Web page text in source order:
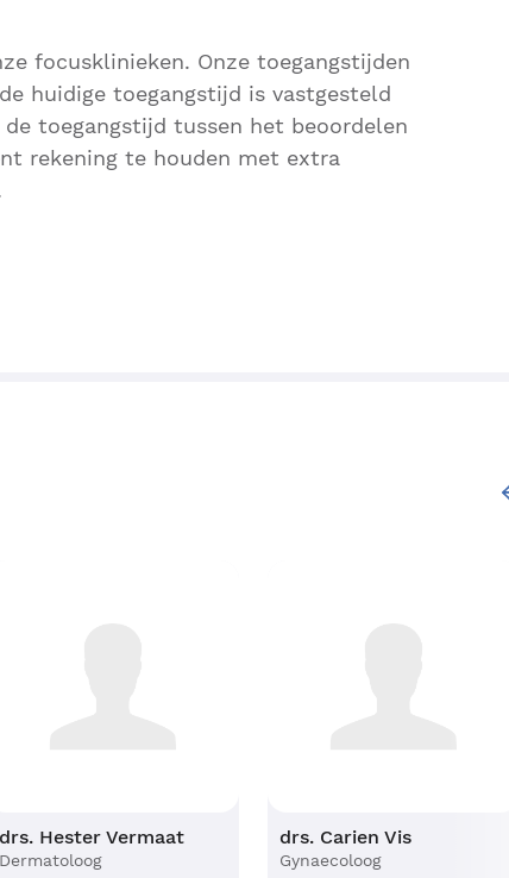
focusklinieken. Onze toegangstijden
huidige toegangstijd is vastgesteld
toegangstijd tussen het beoordelen
rekening te houden met extra
drs. Hester Vermaat
Dermatoloog
drs. Carien Vis
Gynaecoloog